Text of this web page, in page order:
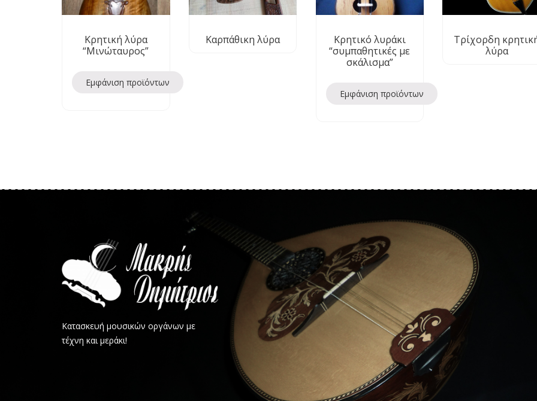
Κρητική λύρα
“Μινώταυρος”
Εμφάνιση προϊόντων
Καρπάθικη λύρα
Κρητικό λυράκι
“συμπαθητικές με
σκάλισμα”
Εμφάνιση προϊόντων
Τρίχορδη
λύρα
Κατασκευή μουσικών οργάνων με
τέχνη και μεράκι!